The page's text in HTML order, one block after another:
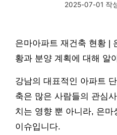
2025-07-01 작
은마아파트 재건축 현황 |
황과 분양 계획에 대해 알
강남의 대표적인 아파트
축은 많은 사람들의 관심
치는 영향 뿐 아니라, 은
이슈입니다.